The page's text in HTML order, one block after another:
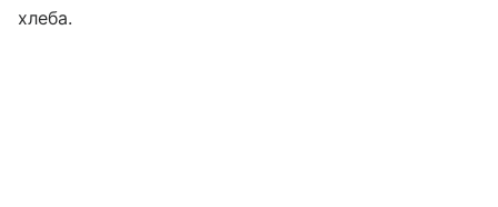
хлеба.